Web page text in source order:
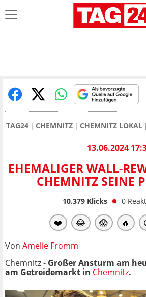
TAG24 CHEMNITZ CHEMNITZ LOKAL
13.06.2024
EHEMALIGER WALL-
CHEMNITZ SEINE
10.379Klicks 0
❤️ 😂 😱 🔥
Von Amelie Fromm
Chemnitz - Großer Ansturm am
am Getreidemarkt in Chemnitz.